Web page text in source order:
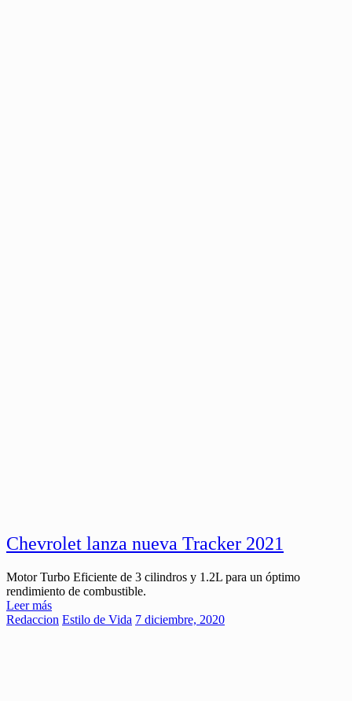
Chevrolet lanza nueva Tracker 2021
Motor Turbo Eficiente de 3 cilindros y 1.2L para un óptimo
rendimiento de combustible.
Leer más
Redaccion Estilo de Vida 7 diciembre, 2020